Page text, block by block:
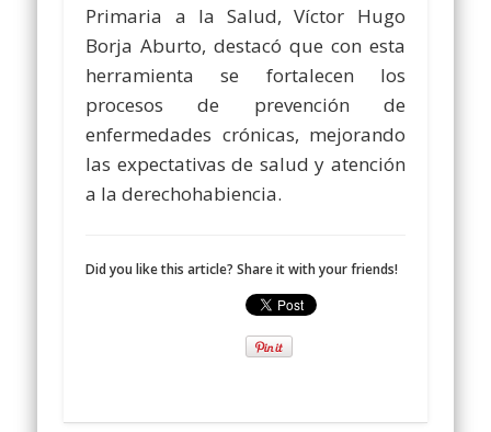
Primaria a la Salud, Víctor Hugo
Borja Aburto, destacó que con esta
herramienta se fortalecen los
procesos de prevención de
enfermedades crónicas, mejorando
las expectativas de salud y atención
a la derechohabiencia.
Did you like this article? Share it with your friends!